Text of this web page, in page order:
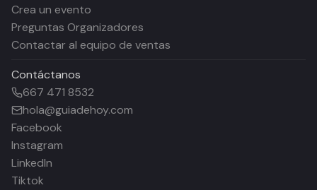
Crea un evento
Preguntas Organizadores
Contactar al equipo de ventas
Contáctanos
667 471 8532
hola@guiadehoy.com
Facebook
Instagram
LinkedIn
Tiktok